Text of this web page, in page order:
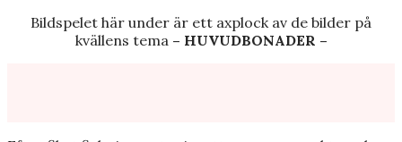
Bildspelet här under är ett axplock av de bilder på
kvällens tema – HUVUDBONADER –